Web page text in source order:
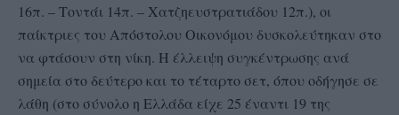
16π. – Τοντάι 14π. – Χατζηευστρατιάδου 12π.), οι
παίκτριες του Απόστολου Οικονόμου δυσκολεύτηκαν στο
να φτάσουν στη νίκη. Η έλλειψη συγκέντρωσης ανά
σημεία στο δεύτερο και το τέταρτο σετ, όπου οδήγησε σε
λάθη (στο σύνολο η Ελλάδα είχε 25 έναντι 19 της